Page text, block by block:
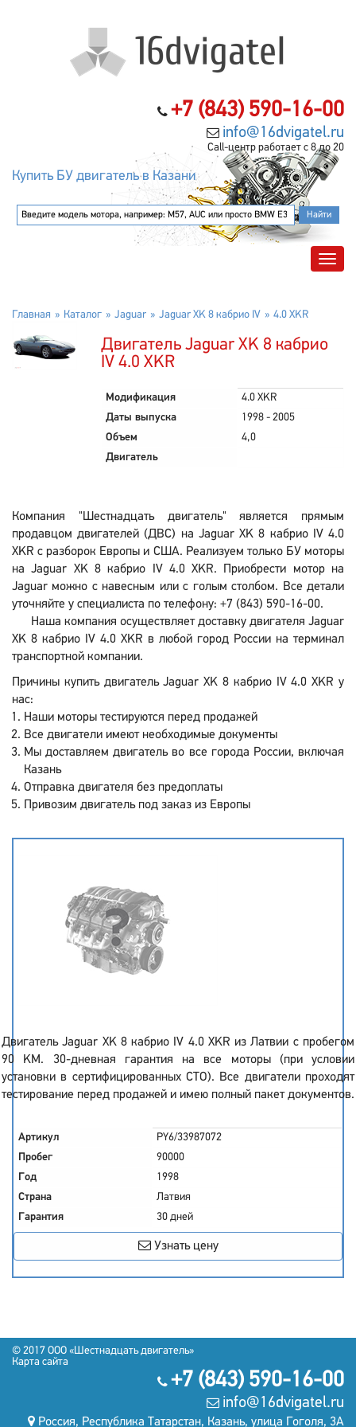
+7 (843) 590-16-00
info@16dvigatel.ru
Call-центр работает с 8 до 20
Купить БУ двигатель в Казани
Главная Каталог Jaguar Jaguar XK 8 кабрио IV 4.0 XKR
Двигатель Jaguar XK 8 кабрио
IV 4.0 XKR
Модификация
4.0 XKR
Даты выпуска
1998 - 2005
Объем
4,0
Двигатель
Компания "Шестнадцать двигатель" является прямым
продавцом двигателей (ДВС) на Jaguar XK 8 кабрио IV 4.0
XKR с разборок Европы и США. Реализуем только БУ моторы
на Jaguar XK 8 кабрио IV 4.0 XKR. Приобрести мотор на
Jaguar можно с навесным или с голым столбом. Все детали
уточняйте у специалиста по телефону: +7 (843) 590-16-00.
Наша компания осуществляет доставку двигателя Jaguar
XK 8 кабрио IV 4.0 XKR в любой город России на терминал
транспортной компании.
Причины купить двигатель Jaguar XK 8 кабрио IV 4.0 XKR у
нас:
Наши моторы тестируются перед продажей
Все двигатели имеют необходимые документы
Мы доставляем двигатель во все города России, включая
Казань
Отправка двигателя без предоплаты
Привозим двигатель под заказ из Европы
Двигатель Jaguar XK 8 кабрио IV 4.0 XKR из Латвии с пробегом
90 KM. 30-дневная гарантия на все моторы (при условии
установки в сертифицированных СТО). Все двигатели проходят
тестирование перед продажей и имею полный пакет документов.
Артикул
PY6/33987072
Пробег
90000
Год
1998
Страна
Латвия
Гарантия
30 дней
Узнать цену
© 2017 OOO «Шестнадцать двигатель»
Карта сайта
+7 (843) 590-16-00
info@16dvigatel.ru
Россия, Республика Татарстан, Казань, улица Гоголя, 3А